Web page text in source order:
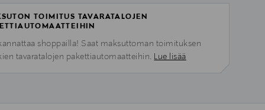
TOIMITUS TAVARATALOJEN
shoppailla! Saat maksuttoman toimituksen
tavaratalojen pakettiautomaatteihin. Lue lisää